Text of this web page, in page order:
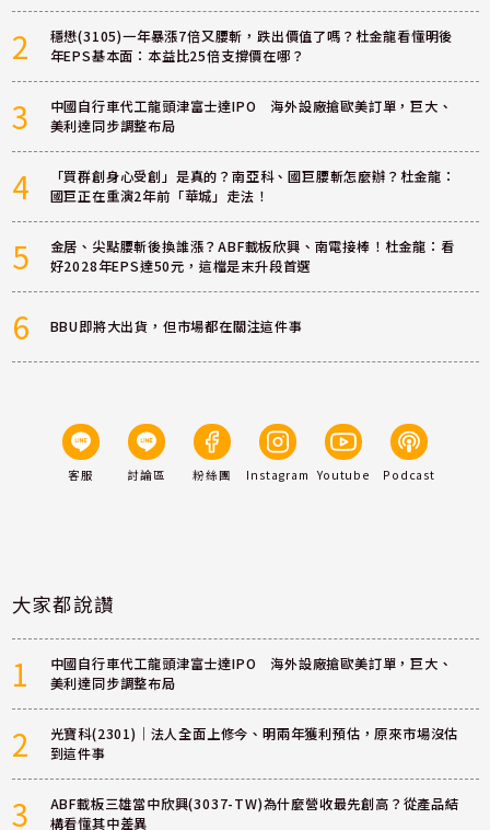
2
穩懋(3105)一年暴漲7倍又腰斬，跌出價值了嗎？杜金龍看懂明後
年EPS基本面：本益比25倍支撐價在哪？
3
中國自行車代工龍頭津富士達IPO 海外設廠搶歐美訂單，巨大、
美利達同步調整布局
4
「買群創身心受創」是真的？南亞科、國巨腰斬怎麼辦？杜金龍：
國巨正在重演2年前「華城」走法！
5
金居、尖點腰斬後換誰漲？ABF載板欣興、南電接棒！杜金龍：看
好2028年EPS達50元，這檔是末升段首選
6 BBU即將大出貨，但市場都在關注這件事
客服 討論區 粉絲團 Instagram Youtube Podcast
大家都說讚
1
中國自行車代工龍頭津富士達IPO 海外設廠搶歐美訂單，巨大、
美利達同步調整布局
2
光寶科(2301)｜法人全面上修今、明兩年獲利預估，原來市場沒估
到這件事
3
ABF載板三雄當中欣興(3037-TW)為什麼營收最先創高？從產品結
構看懂其中差異